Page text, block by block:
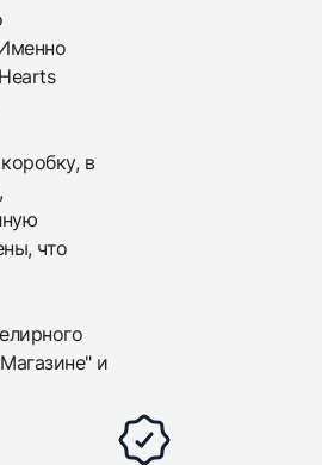
в
что
и
HAPPY HEARTS WINGS
HAPPY HEARTS WINGS
Коробка + Документы
фото ваших часов…